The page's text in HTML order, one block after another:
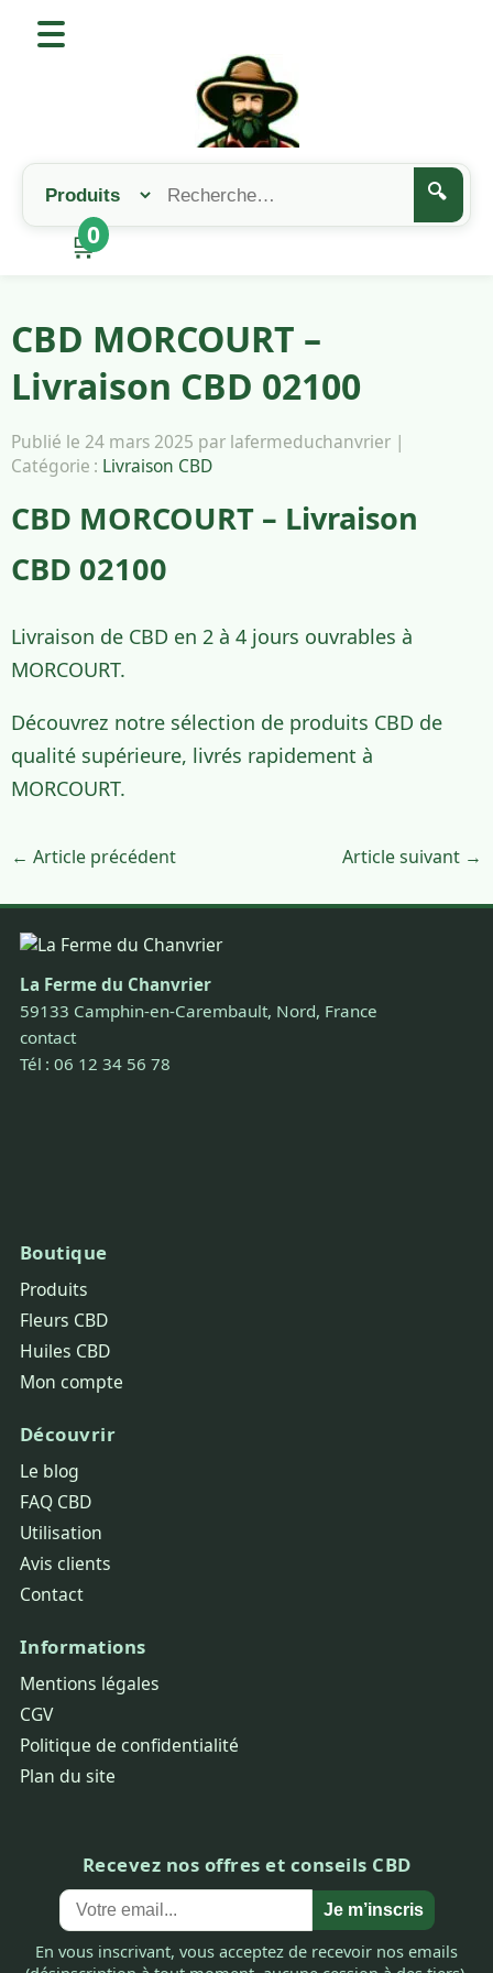
🔍
🛒
0
CBD MORCOURT –
Livraison CBD 02100
Publié le 24 mars 2025 par lafermeduchanvrier |
Catégorie : Livraison CBD
CBD MORCOURT – Livraison
CBD 02100
Livraison de CBD en 2 à 4 jours ouvrables à
MORCOURT.
Découvrez notre sélection de produits CBD de
qualité supérieure, livrés rapidement à
MORCOURT.
← Article précédent Article suivant →
La Ferme du Chanvrier
59133 Camphin-en-Carembault, Nord, France
contact
Tél : 06 12 34 56 78
Boutique
Produits
Fleurs CBD
Huiles CBD
Mon compte
Découvrir
Le blog
FAQ CBD
Utilisation
Avis clients
Contact
Informations
Mentions légales
CGV
Politique de confidentialité
Plan du site
Recevez nos offres et conseils CBD
Je m’inscris
En vous inscrivant, vous acceptez de recevoir nos emails